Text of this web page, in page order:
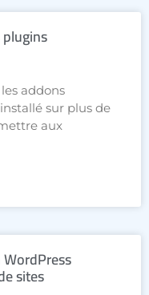
addons
sur plus de
aux
sites